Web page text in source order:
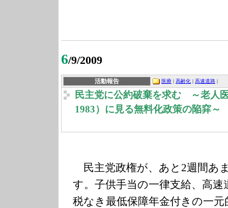
6/9/2009
活動報告 医療 | 高齢化 | 高速道路 |
民主党に公約破棄を求む ～老人
1983）に見る無料化政策の陥穽～
民主党政権が、あと2週間あ
す。子供手当の一律支給、高速
税なき最低保障年金付きの一